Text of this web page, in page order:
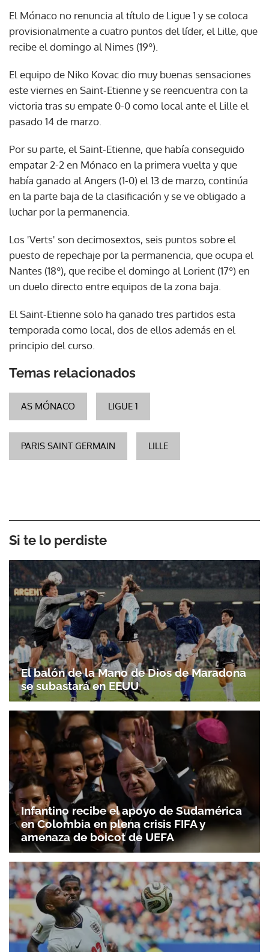
El Mónaco no renuncia al título de Ligue 1 y se coloca
provisionalmente a cuatro puntos del líder, el Lille, que
recibe el domingo al Nimes (19º).
El equipo de Niko Kovac dio muy buenas sensaciones
este viernes en Saint-Etienne y se reencuentra con la
victoria tras su empate 0-0 como local ante el Lille el
pasado 14 de marzo.
Por su parte, el Saint-Etienne, que había conseguido
empatar 2-2 en Mónaco en la primera vuelta y que
había ganado al Angers (1-0) el 13 de marzo, continúa
en la parte baja de la clasificación y se ve obligado a
luchar por la permanencia.
Los 'Verts' son decimosextos, seis puntos sobre el
puesto de repechaje por la permanencia, que ocupa el
Nantes (18º), que recibe el domingo al Lorient (17º) en
un duelo directo entre equipos de la zona baja.
El Saint-Etienne solo ha ganado tres partidos esta
temporada como local, dos de ellos además en el
principio del curso.
Temas relacionados
AS MÓNACO LIGUE 1
PARIS SAINT GERMAIN LILLE
Si te lo perdiste
El balón de la Mano de Dios de Maradona
se subastará en EEUU
Infantino recibe el apoyo de Sudamérica
en Colombia en plena crisis FIFA y
amenaza de boicot de UEFA